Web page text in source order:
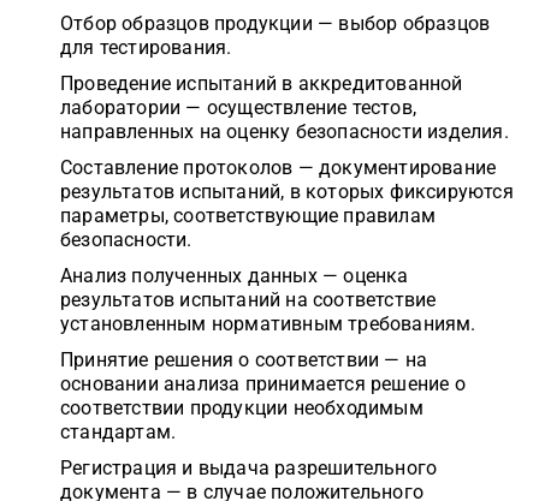
Отбор образцов продукции — выбор образцов
для тестирования.
Проведение испытаний в аккредитованной
лаборатории — осуществление тестов,
направленных на оценку безопасности изделия.
Составление протоколов — документирование
результатов испытаний, в которых фиксируются
параметры, соответствующие правилам
безопасности.
Анализ полученных данных — оценка
результатов испытаний на соответствие
установленным нормативным требованиям.
Принятие решения о соответствии — на
основании анализа принимается решение о
соответствии продукции необходимым
стандартам.
Регистрация и выдача разрешительного
документа — в случае положительного